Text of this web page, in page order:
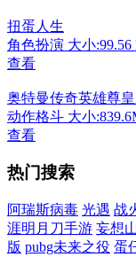
扭蛋人生
角色扮演 大小:99.56
查看
奥特曼传奇英雄尊
动作格斗 大小
查看
热门搜索
阿瑞斯病毒 光遇 战
涯明月刀手游 妄想
版 pubg未来之役 蛋